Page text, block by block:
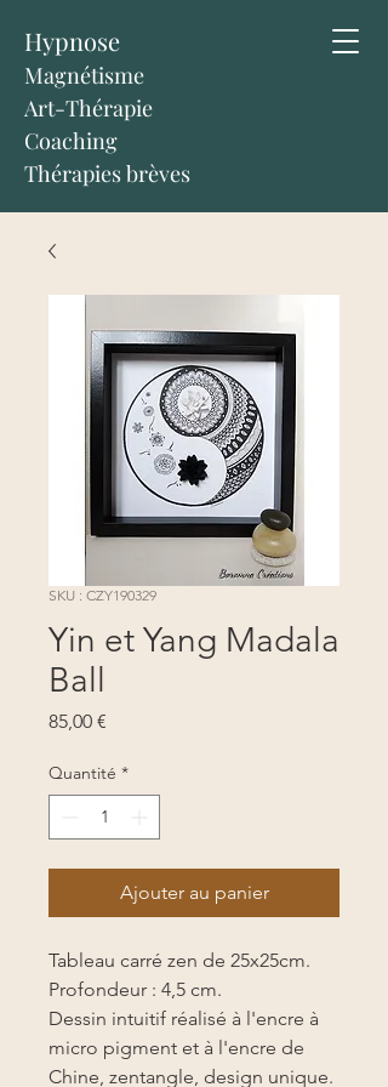
Hypnose
Magnétisme
Art-Thérapie
Coaching
Thérapies brèves
SKU : CZY190329
Yin et Yang Madala
Ball
85,00 €
Quantité *
Ajouter au panier
Tableau carré zen de 25x25cm.
Profondeur : 4,5 cm.
Dessin intuitif réalisé à l'encre à
micro pigment et à l'encre de
Chine, zentangle, design unique.